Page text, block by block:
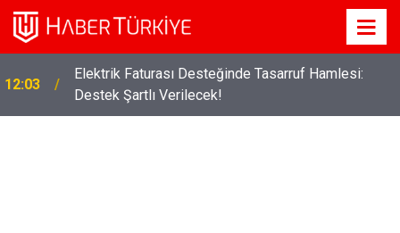
12:03
Elektrik Faturası Desteğinde Tasarruf Hamlesi:
Destek Şartlı Verilecek!